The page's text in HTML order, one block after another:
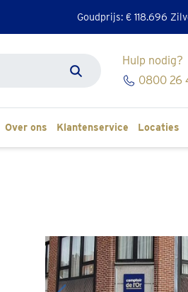
Goudprijs: € 118.696
Zoeken
Hulp nodig?
0800 26
Over ons Klantenservice Locaties